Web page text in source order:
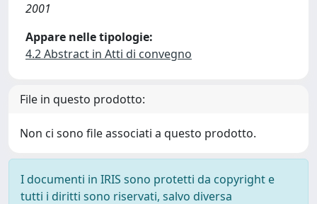
2001
Appare nelle tipologie:
4.2 Abstract in Atti di convegno
File in questo prodotto:
Non ci sono file associati a questo prodotto.
I documenti in IRIS sono protetti da copyright e
tutti i diritti sono riservati, salvo diversa